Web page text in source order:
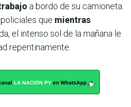
a bordo de su camioneta.
que mientras
el intenso sol de la mañana le
repentinamente.